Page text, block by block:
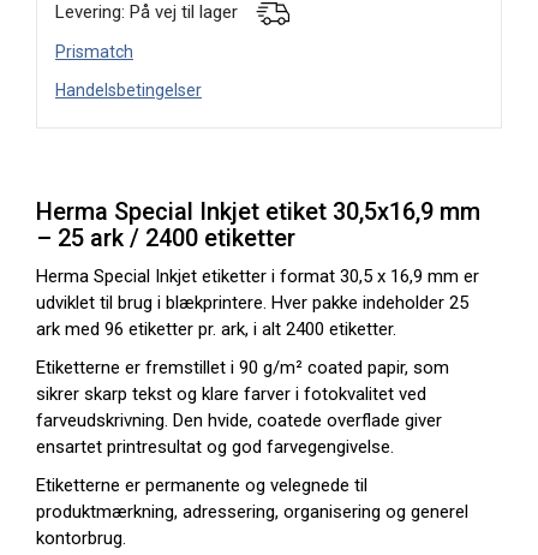
Levering: På vej til lager
Prismatch
Handelsbetingelser
Herma Special Inkjet etiket 30,5x16,9 mm
– 25 ark / 2400 etiketter
Herma Special Inkjet etiketter i format 30,5 x 16,9 mm er
udviklet til brug i blækprintere. Hver pakke indeholder 25
ark med 96 etiketter pr. ark, i alt 2400 etiketter.
Etiketterne er fremstillet i 90 g/m² coated papir, som
sikrer skarp tekst og klare farver i fotokvalitet ved
farveudskrivning. Den hvide, coatede overflade giver
ensartet printresultat og god farvegengivelse.
Etiketterne er permanente og velegnede til
produktmærkning, adressering, organisering og generel
kontorbrug.